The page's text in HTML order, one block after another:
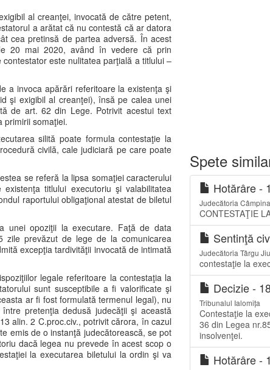
al creanţei, invocată de către petent,
a arătat că nu contestă că ar datora
cea pretinsă de partea adversă. În acest
20 mai 2020, având în vedere că prin
este nulitatea parţială a titlului –
a invoca apărări referitoare la existenţa şi
şi exigibil al creanţei), însă pe calea unei
de art. 62 din Lege. Potrivit acestui text
primirii somaţiei.
silită poate formula contestaţie la
civilă, cale judiciară pe care poate
se referă la lipsa somaţiei caracterului
titlului executoriu şi valabilitatea
raportului obligaţional atestat de biletul
unei opoziţii la executare. Faţă de data
zile prevăzut de lege de la comunicarea
excepţia tardivităţii invocată de intimată
legale referitoare la contestaţia la
sunt susceptibile a fi valorificate şi
ar fi fost formulată termenul legal), nu
pretenţia dedusă judecăţii şi această
alin. 2 C.proc.civ., potrivit cărora, în cazul
emis de o instanţă judecătorească, se pot
dacă legea nu prevede în acest scop o
la executarea biletului la ordin şi va
Spete
Hotărâre -
Judecătoria Câmpina
CONTESTAŢIE
Sentinţă
Judecătoria Târgu Jiu
contestaţie la
Decizie -
Tribunalul Ialomița
Contestaţie la
36 din Legea
insolvenţei.
Hotărâre -